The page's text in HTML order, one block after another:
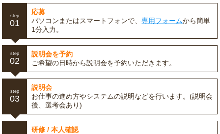
step
01
応募
パソコンまたはスマートフォンで、専用フォームから簡単
1分入力。
step
02
説明会を予約
ご希望の日時から説明会を予約いただきます。
step
03
説明会
お仕事の進め方やシステムの説明などを行います。(説明会
後、選考会あり)
研修 / 本人確認